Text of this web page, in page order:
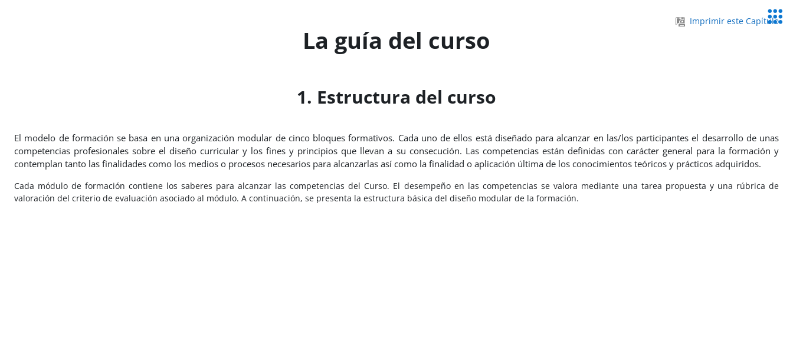
Imprimir este Capítulo
La guía del curso
1. Estructura del curso
El modelo de formación se basa en una organización modular de cinco bloques formativos. Cada uno de ellos está diseñado para alcanzar en las/los participantes el desarrollo de unas
competencias profesionales sobre el diseño curricular y los fines y principios que llevan a su consecución. Las competencias están definidas con carácter general para la formación y
contemplan tanto las finalidades como los medios o procesos necesarios para alcanzarlas así como la finalidad o aplicación última de los conocimientos teóricos y prácticos adquiridos.
Cada módulo de formación contiene los saberes para alcanzar las competencias del Curso. El desempeño en las competencias se valora mediante una tarea propuesta y una rúbrica de
valoración del criterio de evaluación asociado al módulo. A continuación, se presenta la estructura básica del diseño modular de la formación.